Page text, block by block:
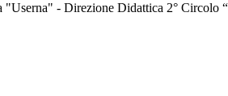
"Userna" - Direzione Didattica 2° Circolo